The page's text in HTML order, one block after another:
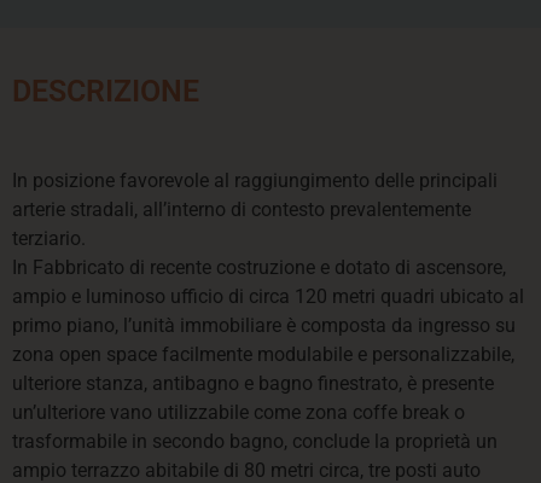
DESCRIZIONE
In posizione favorevole al raggiungimento delle principali
arterie stradali, all’interno di contesto prevalentemente
terziario.
In Fabbricato di recente costruzione e dotato di ascensore,
ampio e luminoso ufficio di circa 120 metri quadri ubicato al
primo piano, l’unità immobiliare è composta da ingresso su
zona open space facilmente modulabile e personalizzabile,
ulteriore stanza, antibagno e bagno finestrato, è presente
un’ulteriore vano utilizzabile come zona coffe break o
trasformabile in secondo bagno, conclude la proprietà un
ampio terrazzo abitabile di 80 metri circa, tre posti auto